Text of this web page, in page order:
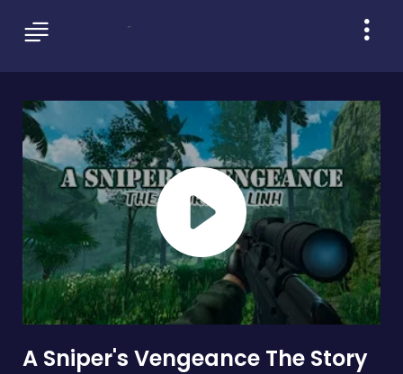
A Sniper's Vengeance The Story